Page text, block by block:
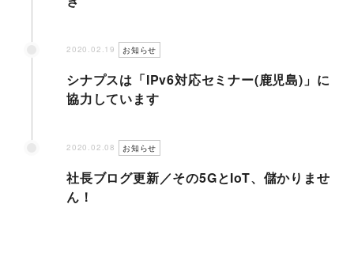
2020.02.19 お知らせ
シナプスは「IPv6対応セミナー(鹿児島)」に
協力しています
2020.02.08 お知らせ
社長ブログ更新／その5GとIoT、儲かりませ
ん！
シナプストップへ
シナプスについて